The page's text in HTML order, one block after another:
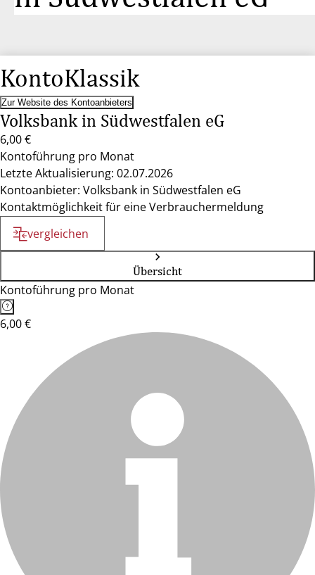
KontoKlassik
Zur Website des Kontoanbieters
Volksbank in Südwestfalen eG
6,00 €
Kontoführung pro Monat
Letzte Aktualisierung: 02.07.2026
Kontoanbieter: Volksbank in Südwestfalen eG
Kontaktmöglichkeit für eine Verbrauchermeldung
vergleichen
Übersicht
Kontoführung pro Monat
6,00 €